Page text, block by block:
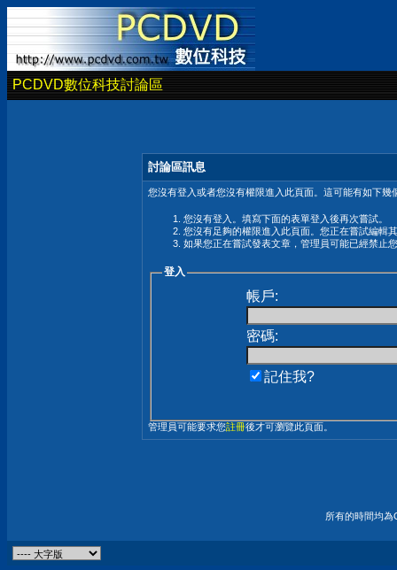
PCDVD數位科技討論區
討論區訊息
您沒有登入或者您沒有權限進入此頁面。這可能有如下幾
您沒有登入。填寫下面的表單登入後再次嘗試。
您沒有足夠的權限進入此頁面。您正在嘗試編輯
如果您正在嘗試發表文章，管理員可能已經禁止
登入
帳戶:
密碼:
記住我?
管理員可能要求您註冊後才可瀏覽此頁面。
所有的時間均為